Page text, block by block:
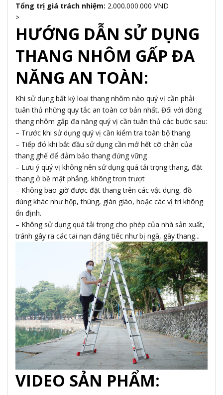
Tổng trị giá trách nhiệm: 2.000.000.000 VND
>
HƯỚNG DẪN SỬ DỤNG
THANG NHÔM GẤP ĐA
NĂNG AN TOÀN:
Khi sử dụng bất kỳ loại thang nhôm nào quý vị cần phải
tuân thủ những quy tắc an toàn cơ bản nhất. Đối với dòng
thang nhôm gấp đa năng quý vị cần tuân thủ các bước sau:
– Trước khi sử dụng quý vị cần kiểm tra toàn bộ thang.
– Tiếp đó khi bắt đầu sử dụng cần mở hết cỡ chân của
thang ghế để đảm bảo thang đứng vững
– Lưu ý quý vị không nên sử dụng quá tải trọng thang, đặt
thang ở bề mặt phẳng, không trơn trượt
– Không bao giờ được đặt thang trên các vật dụng, đồ
dùng khác như hộp, thùng, giàn giáo, hoặc các vị trí không
ổn định.
– Không sử dụng quá tải trọng cho phép của nhà sản xuất,
tránh gây ra các tai nạn đáng tiếc như bị ngã, gãy thang...
VIDEO SẢN PHẨM: